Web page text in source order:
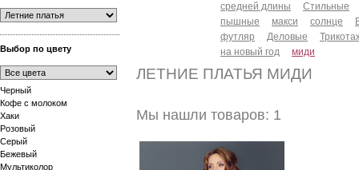
Выбор по цвету
Черный
Кофе с молоком
Хаки
Розовый
Серый
Бежевый
Мультиколор
средней длины
Стильные
пышные
макси солнце
футляр
Деловые
на новый год
миди
ЛЕТНИЕ ПЛАТЬЯ МИДИ
Мы нашли товаров: 1